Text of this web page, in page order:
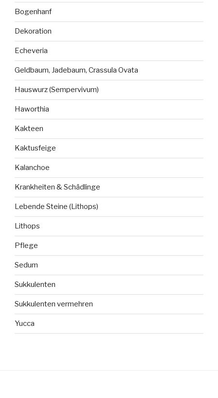
Bogenhanf
Dekoration
Echeveria
Geldbaum, Jadebaum, Crassula Ovata
Hauswurz (Sempervivum)
Haworthia
Kakteen
Kaktusfeige
Kalanchoe
Krankheiten & Schädlinge
Lebende Steine (Lithops)
Lithops
Pflege
Sedum
Sukkulenten
Sukkulenten vermehren
Yucca